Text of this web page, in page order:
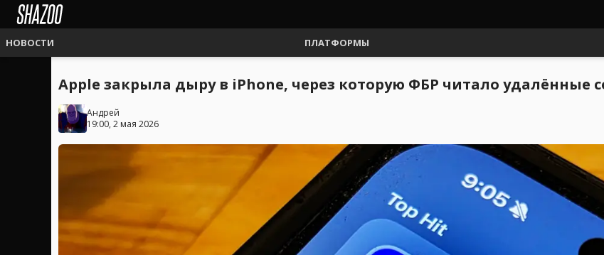
НОВОСТИ ПЛАТФОРМЫ
Apple закрыла дыру в iPhone, через которую ФБР читало удалённые
Андрей
19:00, 2 мая 2026